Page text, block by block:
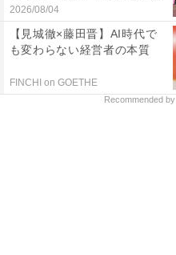
道...
2026/08/04
【見城徹×藤田晋】AI時代で
も変わらない経営者の本質
FINCHI on GOETHE
Recommended by